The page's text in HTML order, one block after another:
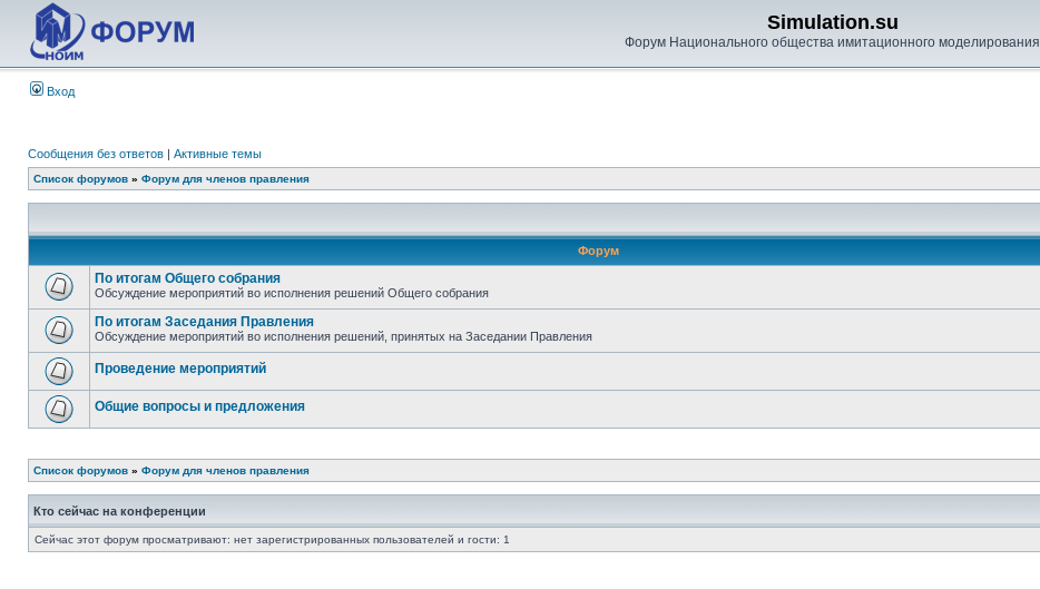
Simulation.su
Форум Национального общества имитационного моделирования
Вход
Сообщения без ответов | Активные темы
Список форумов » Форум для членов правления
Форум
По итогам Общего собрания
Обсуждение мероприятий во исполнения решений Общего собрания
По итогам Заседания Правления
Обсуждение мероприятий во исполнения решений, принятых на Заседании Правления
Проведение мероприятий
Общие вопросы и предложения
Список форумов » Форум для членов правления
Кто сейчас на конференции
Сейчас этот форум просматривают: нет зарегистрированных пользователей и гости: 1